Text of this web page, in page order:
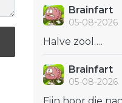
Brainfart
05-08-2026
Halve zool….
Brainfart
05-08-2026